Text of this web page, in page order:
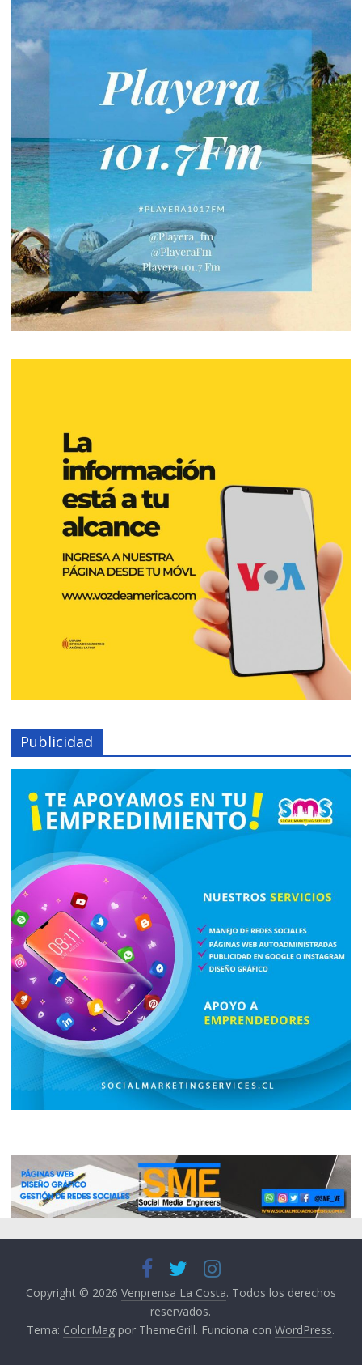
Publicidad
Copyright © 2026 Venprensa La Costa. Todos los derechos
reservados.
Tema: ColorMag por ThemeGrill. Funciona conWordPress.